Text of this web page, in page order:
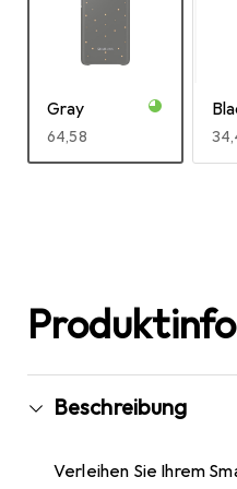
Gray
EUR
64,58
Beschreibung
Verleihen Sie Ihrem